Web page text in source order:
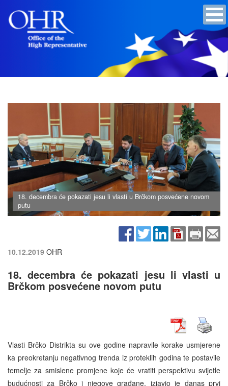
18. decembra će pokazati jesu li vlasti u Brčkom posvećene novom
putu
10.12.2019 OHR
18. decembra će pokazati jesu li vlasti u
Brčkom posvećene novom putu
Vlasti Brčko Distrikta su ove godine napravile korake usmjerene
ka preokretanju negativnog trenda iz proteklih godina te postavile
temelje za smislene promjene koje će vratiti perspektivu svijetle
budućnosti za Brčko i njegove građane, izjavio je danas prvi